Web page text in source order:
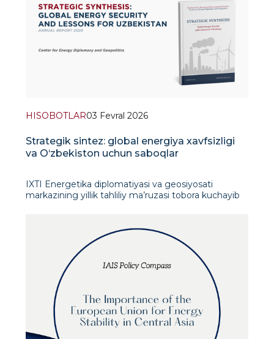
HISOBOTLAR03 Fevral 2026
Strategik sintez: global energiya xavfsizligi
va O‘zbekiston uchun saboqlar
IXTI Energetika diplomatiyasi va geosiyosati
markazining yillik tahliliy ma’ruzasi tobora kuchayib
global energiya tizimining transformatsiyasini har